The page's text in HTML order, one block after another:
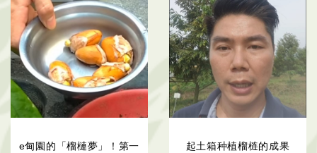
e甸園的「榴槤夢」！第一
起土箱种植榴梿的成果